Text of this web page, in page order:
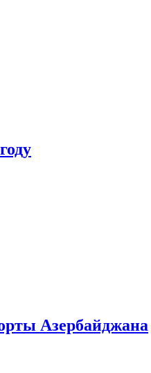
Азербайджана